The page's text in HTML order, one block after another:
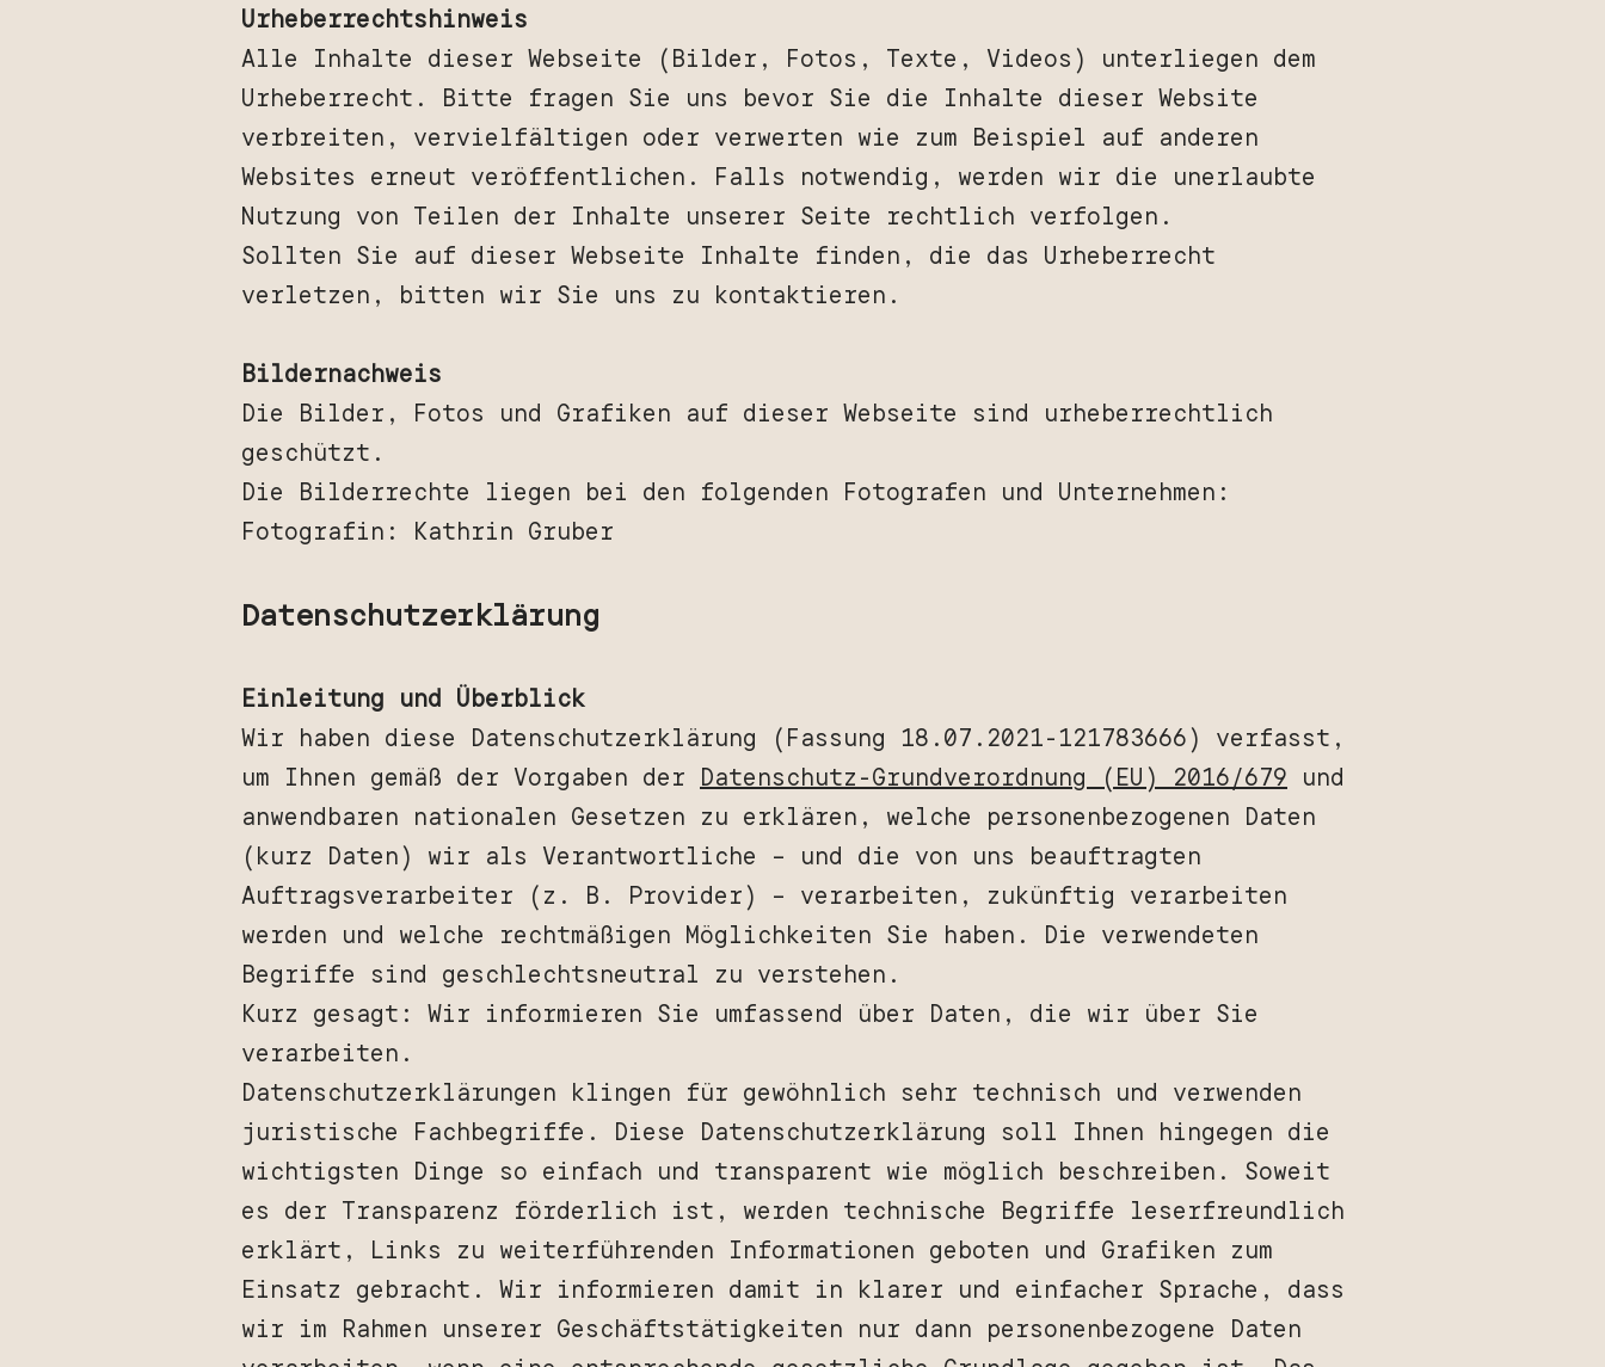
Urheberrechtshinweis
Alle Inhalte dieser Webseite (Bilder, Fotos, Texte, Videos) unterliegen dem
Urheberrecht. Bitte fragen Sie uns bevor Sie die Inhalte dieser Website
verbreiten, vervielfältigen oder verwerten wie zum Beispiel auf anderen
Websites erneut veröffentlichen. Falls notwendig, werden wir die unerlaubte
Nutzung von Teilen der Inhalte unserer Seite rechtlich verfolgen.
Sollten Sie auf dieser Webseite Inhalte finden, die das Urheberrecht
verletzen, bitten wir Sie uns zu kontaktieren.
Bildernachweis
Die Bilder, Fotos und Grafiken auf dieser Webseite sind urheberrechtlich
geschützt.
Die Bilderrechte liegen bei den folgenden Fotografen und Unternehmen:
Fotografin: Kathrin Gruber
Datenschutzerklärung
Einleitung und Überblick
Wir haben diese Datenschutzerklärung (Fassung 18.07.2021-121783666) verfasst,
um Ihnen gemäß der Vorgaben der Datenschutz-Grundverordnung (EU) 2016/679 und
anwendbaren nationalen Gesetzen zu erklären, welche personenbezogenen Daten
(kurz Daten) wir als Verantwortliche – und die von uns beauftragten
Auftragsverarbeiter (z. B. Provider) – verarbeiten, zukünftig verarbeiten
werden und welche rechtmäßigen Möglichkeiten Sie haben. Die verwendeten
Begriffe sind geschlechtsneutral zu verstehen.
Kurz gesagt: Wir informieren Sie umfassend über Daten, die wir über Sie
verarbeiten.
Datenschutzerklärungen klingen für gewöhnlich sehr technisch und verwenden
juristische Fachbegriffe. Diese Datenschutzerklärung soll Ihnen hingegen die
wichtigsten Dinge so einfach und transparent wie möglich beschreiben. Soweit
es der Transparenz förderlich ist, werden technische Begriffe leserfreundlich
erklärt, Links zu weiterführenden Informationen geboten und Grafiken zum
Einsatz gebracht. Wir informieren damit in klarer und einfacher Sprache, dass
wir im Rahmen unserer Geschäftstätigkeiten nur dann personenbezogene Daten